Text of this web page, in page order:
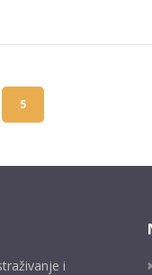
5
i